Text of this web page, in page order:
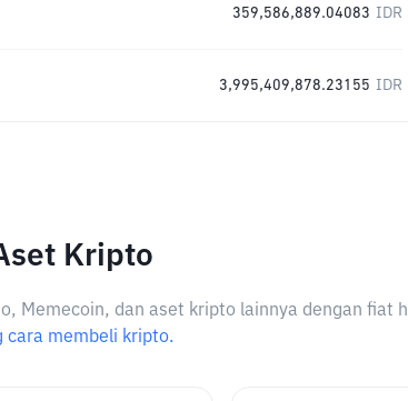
359,586,889.04083 IDR
3,995,409,878.23155 IDR
Kripto
Memecoin, dan aset kripto lainnya dengan fiat
cara membeli kripto.